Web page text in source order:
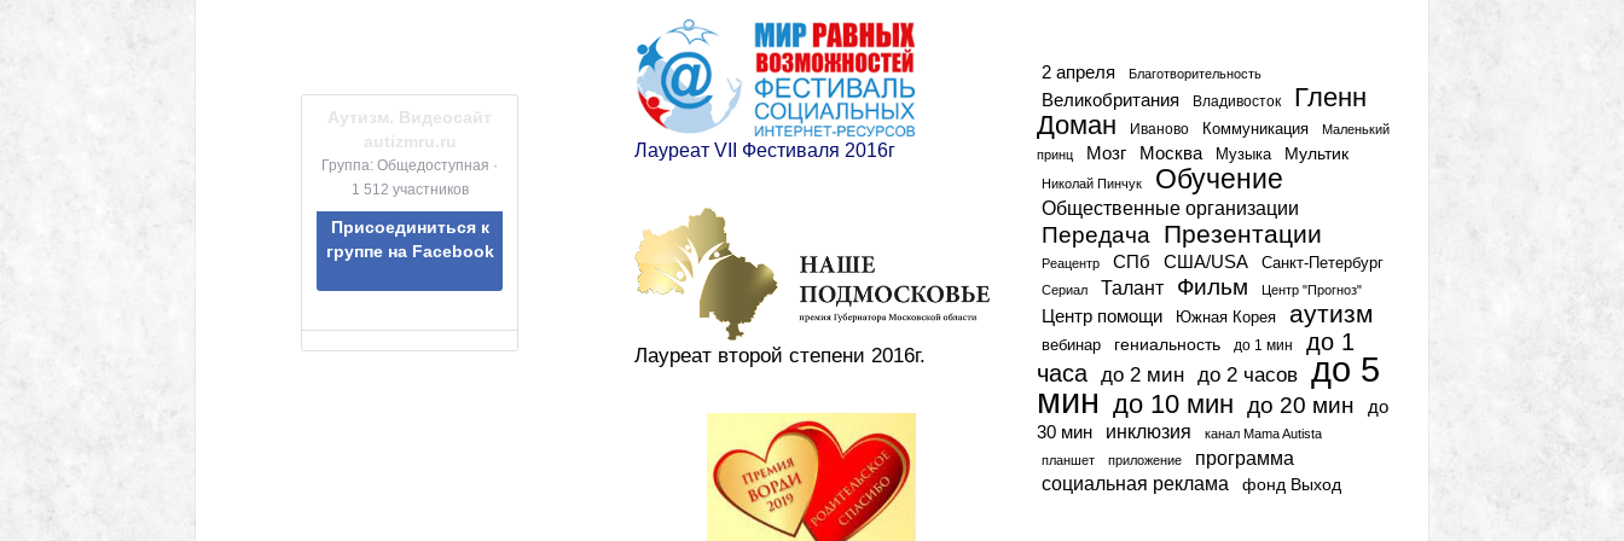
Аутизм. Видеосайт
autizmru.ru
Группа: Общедоступная ·
1 512 участников
Присоединиться к
группе на Facebook
Лауреат VII Фестиваля 2016г
Лауреат второй степени 2016г.
2 апреля Благотворительность
Великобритания Владивосток
Гленн
Доман
Иваново Коммуникация
Маленький
принц
Мозг Москва Музыка Мультик
Николай Пинчук Обучение
Общественные организации
Передача Презентации
Реацентр СПб США/USA Санкт-Петербург
Сериал Талант Фильм Центр "Прогноз"
Центр помощи Южная Корея аутизм
вебинар гениальность до 1 мин
до 1
часа
до 2 мин до 2 часов до 5
мин до 10 мин до 20 мин
до
30 мин
инклюзия
канал Mama Autista
планшет
приложение программа
социальная реклама фонд Выход